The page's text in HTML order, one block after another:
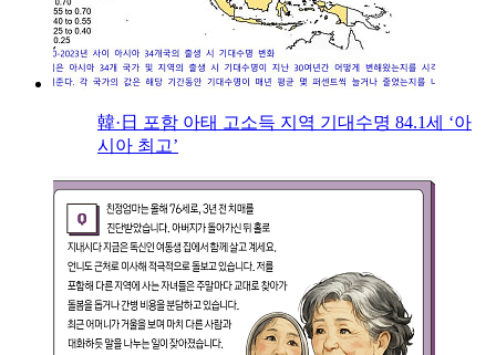
韓·日 포함 아태 고소득 지역 기대수명 84.1세 ‘아
시아 최고’